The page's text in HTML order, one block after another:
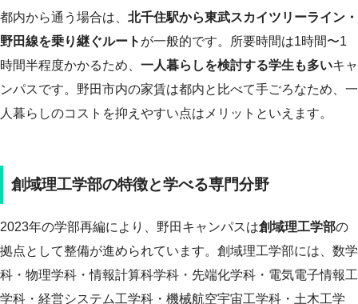
都内から通う場合は、 北千住駅から東武スカイツリーライン・
野田線を乗り継ぐルート が一般的です。所要時間は1時間〜1
時間半程度かかるため、 一人暮らしを検討する学生も多いキャ
ンパスです。野田市内の家賃は都内と比べて手ごろなため、一
人暮らしのコストを抑えやすい点はメリットといえます。
創域理工学部の特徴と学べる専門分野
2023年の学部再編により、野田キャンパスは創域理工学部の
拠点として整備が進められています。創域理工学部には、数学
科・物理学科・情報計算科学科・先端化学科・電気電子情報工
学科・経営システム工学科・機械航空宇宙工学科・土木工学